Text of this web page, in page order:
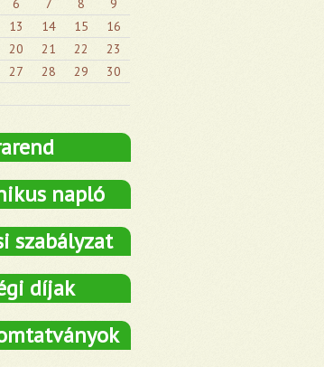
6 7 8
9
13 14 15
16
20 21 22
23
27 28 29
30
napló
szabályzat
díjak